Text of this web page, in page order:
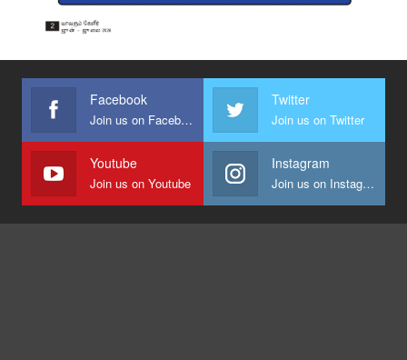
Facebook
Join us on Facebook
Twitter
Join us on Twitter
Youtube
Join us on Youtube
Instagram
Join us on Instagram